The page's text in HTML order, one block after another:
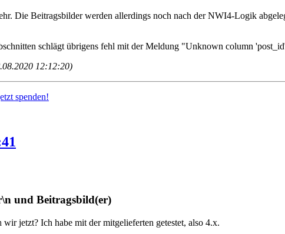
Die Beitragsbilder werden allerdings noch nach der NWI4-Logik
schlägt übrigens fehl mit der Meldung "Unknown column
12:12:20)
spenden!
und Beitragsbild(er)
jetzt? Ich habe mit der mitgelieferten getestet, also 4.x.